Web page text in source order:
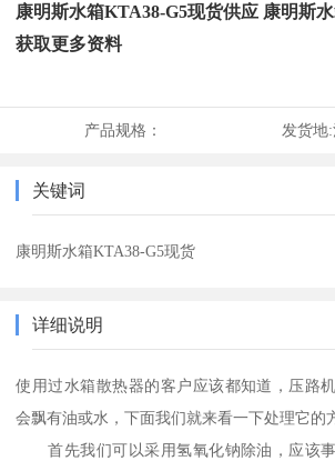
康明斯水箱KTA38-G5现货供应 康明斯
获取更多资料
产品规格： 发货地:
关键词
康明斯水箱KTA38-G5现货
详细说明
使用过水箱散热器的客户应该都知道，压路
会飘有油或水，下面我们就来看一下处理它的
首先我们可以采用氢氧化钠除油，应该事